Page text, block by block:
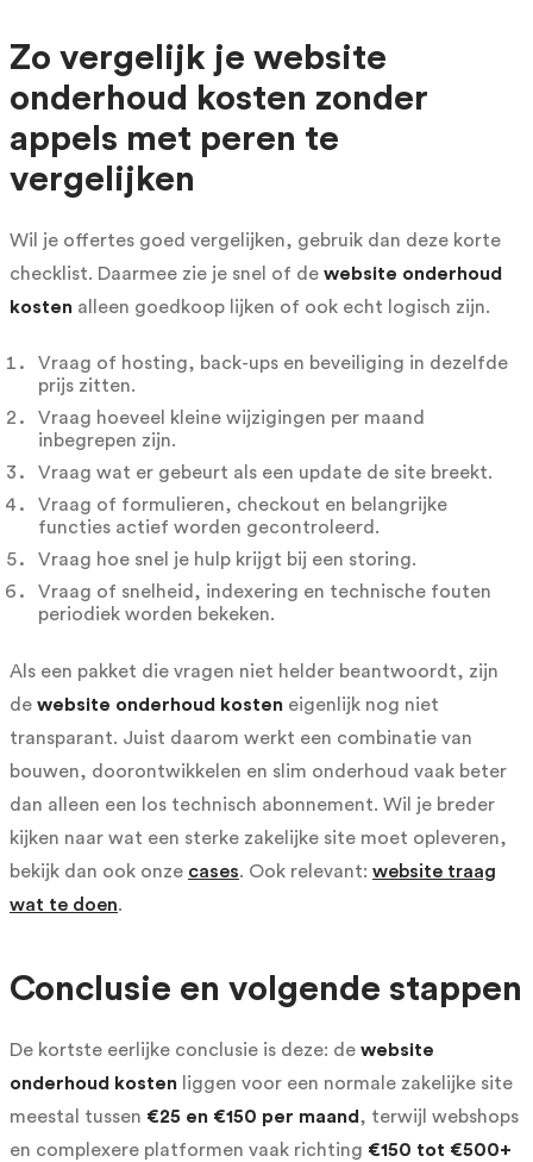
Zo vergelijk je website
onderhoud kosten zonder
appels met peren te
vergelijken
Wil je offertes goed vergelijken, gebruik dan deze korte
checklist. Daarmee zie je snel of de website onderhoud
kosten alleen goedkoop lijken of ook echt logisch zijn.
Vraag of hosting, back-ups en beveiliging in dezelfde
prijs zitten.
Vraag hoeveel kleine wijzigingen per maand
inbegrepen zijn.
Vraag wat er gebeurt als een update de site breekt.
Vraag of formulieren, checkout en belangrijke
functies actief worden gecontroleerd.
Vraag hoe snel je hulp krijgt bij een storing.
Vraag of snelheid, indexering en technische fouten
periodiek worden bekeken.
Als een pakket die vragen niet helder beantwoordt, zijn
de website onderhoud kosten eigenlijk nog niet
transparant. Juist daarom werkt een combinatie van
bouwen, doorontwikkelen en slim onderhoud vaak beter
dan alleen een los technisch abonnement. Wil je breder
kijken naar wat een sterke zakelijke site moet opleveren,
bekijk dan ook onze cases. Ook relevant: website traag
wat te doen.
Conclusie en volgende stappen
De kortste eerlijke conclusie is deze: de website
onderhoud kosten liggen voor een normale zakelijke site
meestal tussen €25 en €150 per maand , terwijl webshops
en complexere platformen vaak richting €150 tot €500+